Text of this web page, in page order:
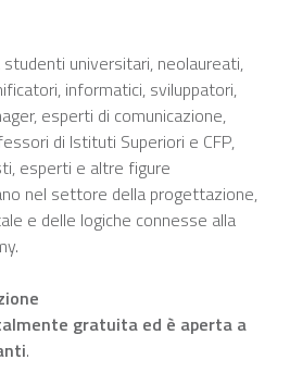
studenti universitari, neolaureati,
informatici, sviluppatori,
esperti di comunicazione,
di Istituti Superiori e CFP,
esperti e altre figure
nel settore della progettazione,
e delle logiche connesse alla
gratuita ed è aperta a
.